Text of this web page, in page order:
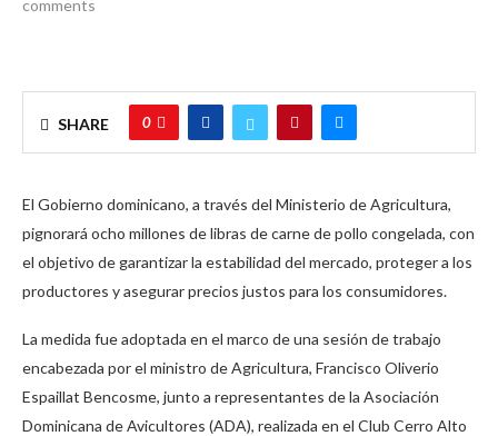
comments
SHARE 0
El Gobierno dominicano, a través del Ministerio de Agricultura,
pignorará ocho millones de libras de carne de pollo congelada, con
el objetivo de garantizar la estabilidad del mercado, proteger a los
productores y asegurar precios justos para los consumidores.
La medida fue adoptada en el marco de una sesión de trabajo
encabezada por el ministro de Agricultura, Francisco Oliverio
Espaillat Bencosme, junto a representantes de la Asociación
Dominicana de Avicultores (ADA), realizada en el Club Cerro Alto